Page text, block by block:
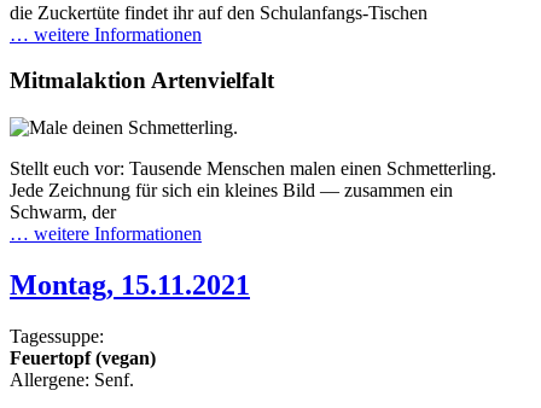
die Zuckertüte findet ihr auf den Schulanfangs-Tischen
… weitere Informationen
Mitmalaktion Artenvielfalt
Stellt euch vor: Tausende Menschen malen einen Schmetterling.
Jede Zeichnung für sich ein kleines Bild — zusammen ein
Schwarm, der
… weitere Informationen
Montag, 15.11.2021
Tagessuppe:
Feuertopf (vegan)
Allergene: Senf.